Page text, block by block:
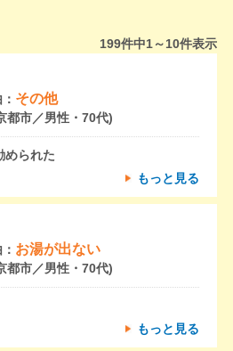
199件中1～10件表示
その他
都市／男性・70代)
められた
もっと見る
お湯が出ない
都市／男性・70代)
もっと見る